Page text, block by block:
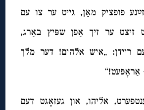
פופציק מאַן, גייט ער צו עם
זיצט ער זיך אַפן שפּיץ באַרג,
ריידן: „איש אלהים! דער מלך
אליהו, און געזאָגט דעם